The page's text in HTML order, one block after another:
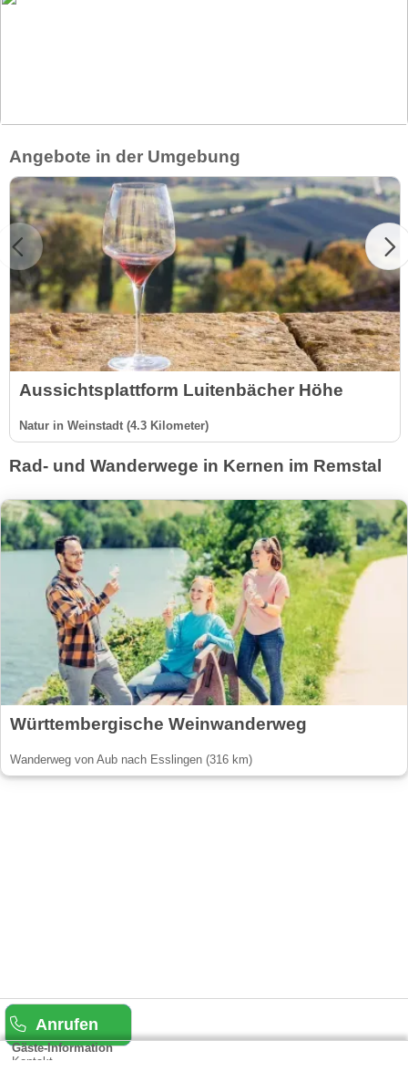
Angebote in der Umgebung
Aussichtsplattform Luitenbächer Höhe
Natur in Weinstadt (4.3 Kilometer)
Rad- und Wanderwege in Kernen im Remstal
Württembergische Weinwanderweg
Wanderweg von Aub nach Esslingen (316 km)
Anrufen
Gäste-Information
Kontakt